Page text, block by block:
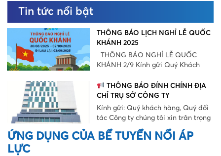
Tin tức nổi bật
THÔNG BÁO LỊCH NGHỈ LỄ QUỐC
KHÁNH 2025
THÔNG BÁO NGHỈ LỄ QUỐC
KHÁNH 2/9 Kính gửi Quý Khách
THÔNG BÁO ĐÍNH CHÍNH ĐỊA
CHỈ TRỤ SỞ CÔNG TY
Kính gửi: Quý khách hàng, Quý đối
tác Công ty chúng tôi xin trân trọng
ỨNG DỤNG CỦA BỂ TUYỂN NỔI ÁP
LỰC